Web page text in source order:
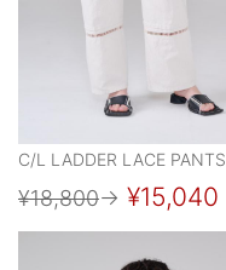
C/L LADDER LACE PANTS
¥18,800→ ¥15,040